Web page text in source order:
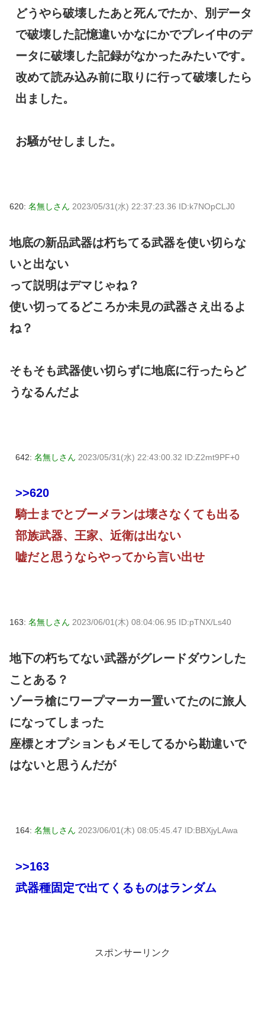
どうやら破壊したあと死んでたか、別データ
で破壊した記憶違いかなにかでプレイ中のデ
ータに破壊した記録がなかったみたいです。
改めて読み込み前に取りに行って破壊したら
出ました。
お騒がせしました。
620: 名無しさん 2023/05/31(水) 22:37:23.36 ID:k7NOpCLJ0
地底の新品武器は朽ちてる武器を使い切らな
いと出ない
って説明はデマじゃね？
使い切ってるどころか未見の武器さえ出るよ
ね？
そもそも武器使い切らずに地底に行ったらど
うなるんだよ
642: 名無しさん 2023/05/31(水) 22:43:00.32 ID:Z2mt9PF+0
>>620
騎士までとブーメランは壊さなくても出る
部族武器、王家、近衛は出ない
嘘だと思うならやってから言い出せ
163: 名無しさん 2023/06/01(木) 08:04:06.95 ID:pTNX/Ls40
地下の朽ちてない武器がグレードダウンした
ことある？
ゾーラ槍にワープマーカー置いてたのに旅人
になってしまった
座標とオプションもメモしてるから勘違いで
はないと思うんだが
164: 名無しさん 2023/06/01(木) 08:05:45.47 ID:BBXjyLAwa
>>163
武器種固定で出てくるものはランダム
スポンサーリンク